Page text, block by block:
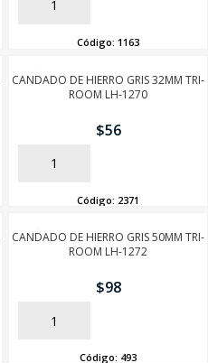
AÑADIR
Código: 1163
CANDADO DE HIERRO GRIS 32MM TRI-
ROOM LH-1270
$56
AÑADIR
Código: 2371
CANDADO DE HIERRO GRIS 50MM TRI-
ROOM LH-1272
$98
AÑADIR
Código: 493